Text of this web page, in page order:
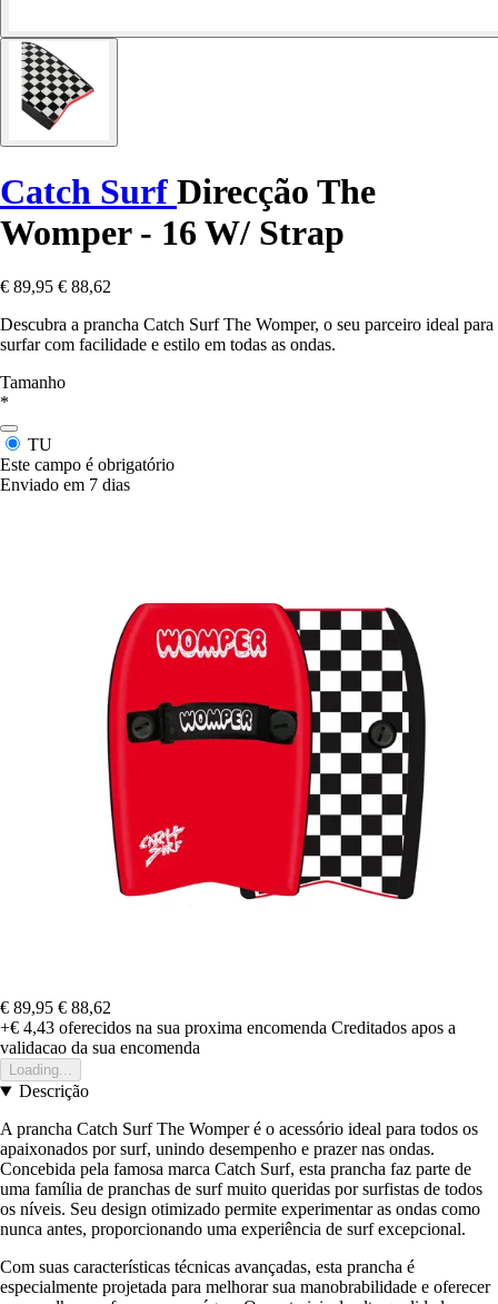
Catch Surf Direcção The
Womper - 16 W/ Strap
€ 89,95 € 88,62
Descubra a prancha Catch Surf The Womper, o seu parceiro ideal para
surfar com facilidade e estilo em todas as ondas.
Tamanho
*
TU
Este campo é obrigatório
Enviado em 7 dias
€ 89,95 € 88,62
+€ 4,43 oferecidos na sua proxima encomenda Creditados apos a
validacao da sua encomenda
Loading...
Descrição
A prancha Catch Surf The Womper é o acessório ideal para todos os
apaixonados por surf, unindo desempenho e prazer nas ondas.
Concebida pela famosa marca Catch Surf, esta prancha faz parte de
uma família de pranchas de surf muito queridas por surfistas de todos
os níveis. Seu design otimizado permite experimentar as ondas como
nunca antes, proporcionando uma experiência de surf excepcional.
Com suas características técnicas avançadas, esta prancha é
especialmente projetada para melhorar sua manobrabilidade e oferecer